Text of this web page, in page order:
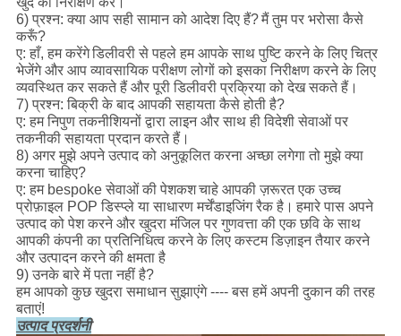
6) प्रश्न: क्या आप सही सामान को आदेश दिए हैं?मैं तुम पर भरोसा कैसे
करूँ?
ए: हाँ, हम करेंगेडिलीवरी से पहले हम आपके साथ पुष्टि करने के लिए चित्र
भेजेंगे और आप व्यावसायिक परीक्षण लोगों को इसका निरीक्षण करने के लिए
व्यवस्थित कर सकते हैं और पूरी डिलीवरी प्रक्रिया को देख सकते हैं।
7) प्रश्न: बिक्री के बाद आपकी सहायता कैसे होती है?
ए: हम निपुण तकनीशियनों द्वारा लाइन और साथ ही विदेशी सेवाओं पर
तकनीकी सहायता प्रदान करते हैं।
8) अगर मुझे अपने उत्पाद को अनुकूलित करना अच्छा लगेगा तो मुझे क्या
करना चाहिए?
ए: हम bespoke सेवाओं की पेशकशचाहे आपकी ज़रूरत एक उच्च
प्रोफ़ाइल POP डिस्प्ले या साधारण मर्चेंडाइजिंग रैक है। हमारे पास अपने
उत्पाद को पेश करने और खुदरा मंजिल पर गुणवत्ता की एक छवि के साथ
आपकी कंपनी का प्रतिनिधित्व करने के लिए कस्टम डिज़ाइन तैयार करने
और उत्पादन करने की क्षमता है
9) उनके बारे में पता नहीं है?
हम आपको कुछ खुदरा समाधान सुझाएंगे ---- बस हमें अपनी दुकान की तरह
बताएं!
उत्पाद प्रदर्शनी